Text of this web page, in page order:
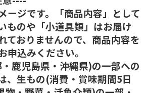
ージです。「商品内容」として
ものや「小道具類」はお届け
ておりませんので、商品内容を
申込みください。
鹿児島県・沖縄県)の一部への
、生もの(消費・賞味期間5日